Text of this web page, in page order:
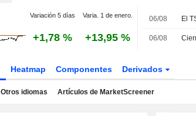
Variación 5 días Varia. 1 de enero.
+1,78 % +13,95 %
06/08
06/08
Heatmap Componentes Derivados
Otros idiomas Artículos de MarketScreener